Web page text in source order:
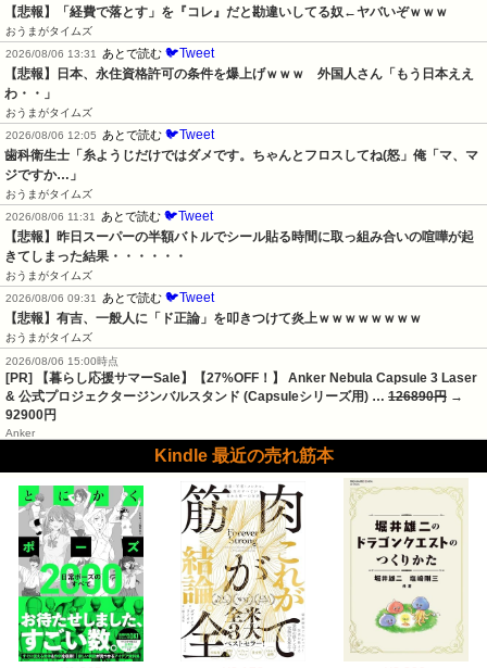
【悲報】「経費で落とす」を『コレ』だと勘違いしてる奴←ヤバいぞｗｗｗ
おうまがタイムズ
2026/08/06 13:31
あとで読む 🐦Tweet
【悲報】日本、永住資格許可の条件を爆上げｗｗｗ　外国人さん「もう日本ええ
わ・・」
おうまがタイムズ
2026/08/06 12:05
あとで読む 🐦Tweet
歯科衛生士「糸ようじだけではダメです。ちゃんとフロスしてね(怒」俺「マ、マ
ジですか…」
おうまがタイムズ
2026/08/06 11:31
あとで読む 🐦Tweet
【悲報】昨日スーパーの半額バトルでシール貼る時間に取っ組み合いの喧嘩が起
きてしまった結果・・・・・・
おうまがタイムズ
2026/08/06 09:31
あとで読む 🐦Tweet
【悲報】有吉、一般人に「ド正論」を叩きつけて炎上ｗｗｗｗｗｗｗｗ
おうまがタイムズ
2026/08/06 15:00時点
[PR] 【暮らし応援サマーSale】【27%OFF！】 Anker Nebula Capsule 3 Laser
& 公式プロジェクタージンバルスタンド (Capsuleシリーズ用) … 126890円 →
92900円
Anker
Kindle 最近の売れ筋本